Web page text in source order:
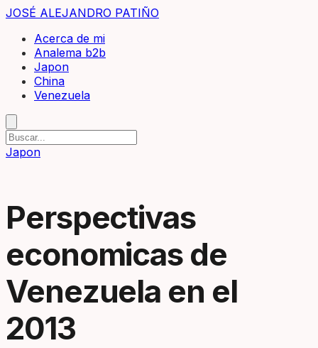
JOSÉ ALEJANDRO PATIÑO
Acerca de mi
Analema b2b
Japon
China
Venezuela
Japon
Perspectivas
economicas de
Venezuela en el
2013